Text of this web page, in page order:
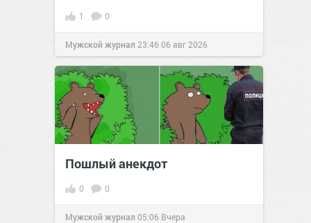
1 0
Мужской журнал 23:4606 авг 2026
Пошлый анекдот
0 0
Мужской журнал 05:06 Вчера